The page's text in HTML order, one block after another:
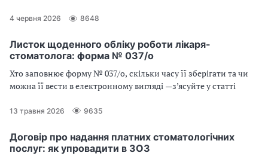
4 червня 2026 8648
Листок щоденного обліку роботи лікаря-
стоматолога: форма № 037/о
Хто заповнює форму № 037/о, скільки часу її зберігати та чи
можна її вести в електронному вигляді —з’ясуйте у статті
13 травня 2026 9635
Договір про надання платних стоматологічних
послуг: як упровадити в ЗОЗ